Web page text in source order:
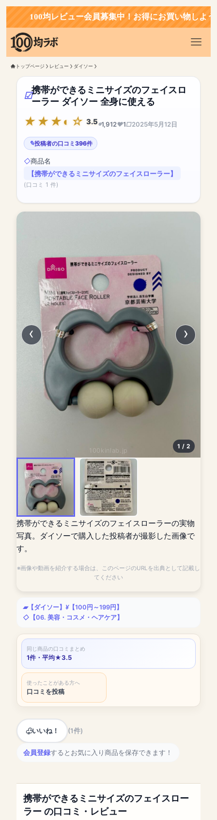
100均レビュー会員募集中！お得にお買い物しよう！
トップページ レビュー ダイソー
携帯ができるミニサイズのフェイスロ
ーラー ダイソー 全身に使える
3.5 1,912 1 2025年5月12日
投稿者の口コミ396件
商品名
【携帯ができるミニサイズのフェイスローラー】
(口コミ 1 件)
100kinlab.jp
1 / 2
携帯ができるミニサイズのフェイスローラーの実物
写真。ダイソーで購入した投稿者が撮影した画像で
す。
※画像や動画を紹介する場合は、このページのURLを出典として記載し
てください
【ダイソー】
【100円～199円】
【06. 美容・コスメ・ヘアケア】
同じ商品の口コミまとめ
1件・平均★3.5
使ったことがある方へ
口コミを投稿
いいね！ (1件)
会員登録するとお気に入り商品を保存できます！
携帯ができるミニサイズのフェイスロー
ラー の口コミ・レビュー